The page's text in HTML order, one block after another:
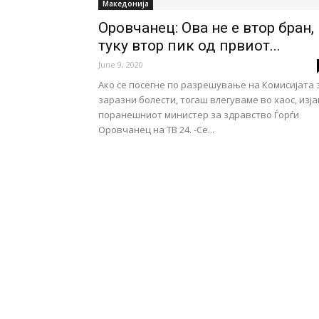
Македонија
Оровчанец: Ова не е втор бран,
туку втор пик од првиот...
June 9, 2020
Ако се посегне по разрешување на Комисијата
заразни болести, тогаш влегуваме во хаос,
поранешниот министер за здравство Ѓорѓи
Оровчанец на ТВ 24. -Се...